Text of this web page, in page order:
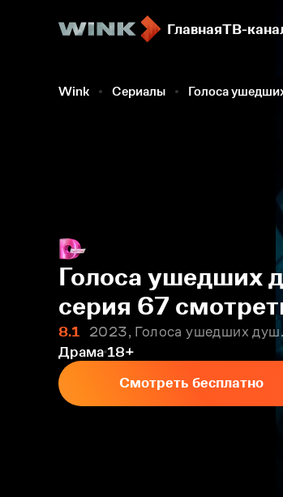
ГлавнаяТВ-
Wink Сериалы Голоса
Голоса ушедших
серия 67
8.1
2023, Голоса ушедших
Драма 18+
Смотреть бесплатно